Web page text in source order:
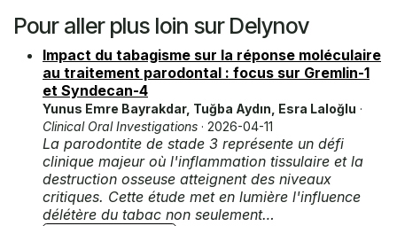
Pour aller plus loin sur Delynov
Impact du tabagisme sur la réponse moléculaire
au traitement parodontal : focus sur Gremlin-1
et Syndecan-4
Yunus Emre Bayrakdar, Tuğba Aydın, Esra Laloğlu ·
Clinical Oral Investigations · 2026-04-11
La parodontite de stade 3 représente un défi
clinique majeur où l'inflammation tissulaire et la
destruction osseuse atteignent des niveaux
critiques. Cette étude met en lumière l'influence
délétère du tabac non seulement…